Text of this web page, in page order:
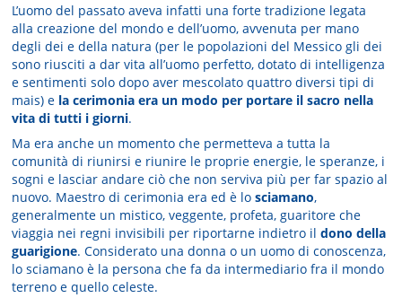
L’uomo del passato aveva infatti una forte tradizione legata
alla creazione del mondo e dell’uomo, avvenuta per mano
degli dei e della natura (per le popolazioni del Messico gli dei
sono riusciti a dar vita all’uomo perfetto, dotato di intelligenza
e sentimenti solo dopo aver mescolato quattro diversi tipi di
mais) e la cerimonia era un modo per portare il sacro nella
vita di tutti i giorni.
Ma era anche un momento che permetteva a tutta la
comunità di riunirsi e riunire le proprie energie, le speranze, i
sogni e lasciar andare ciò che non serviva più per far spazio al
nuovo. Maestro di cerimonia era ed è losciamano,
generalmente un mistico, veggente, profeta, guaritore che
viaggia nei regni invisibili per riportarne indietro ildono della
guarigione. Considerato una donna o un uomo di conoscenza,
lo sciamano è la persona che fa da intermediario fra il mondo
terreno e quello celeste.